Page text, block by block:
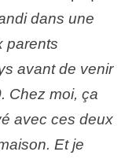
dans une
parents
avant de venir
Chez moi, ça
avec ces deux
Et je